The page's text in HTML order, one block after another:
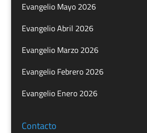
Evangelio Mayo 2026
Evangelio Abril 2026
Evangelio Marzo 2026
Evangelio Febrero 2026
Evangelio Enero 2026
Contacto